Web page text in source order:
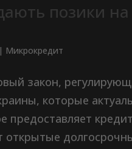
позики на
| Микрокредит
закон,
которые
предоставляет